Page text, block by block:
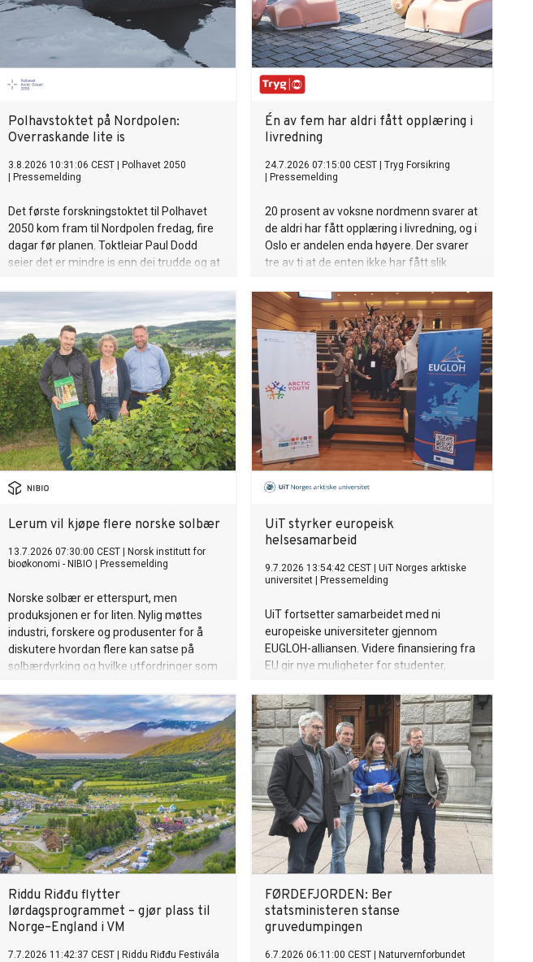
Polhavstoktet på Nordpolen:
Overraskande lite is
3.8.2026 10:31:06 CEST
Polhavet 2050
Pressemelding
Det første forskningstoktet til Polhavet
2050 kom fram til Nordpolen fredag, fire
dagar før planen. Toktleiar Paul Dodd
seier det er mindre is enn dei trudde og at
Én av fem har aldri fått opplæring i
livredning
24.7.2026 07:15:00 CEST
Tryg Forsikring
Pressemelding
20 prosent av voksne nordmenn svarer at
de aldri har fått opplæring i livredning, og i
Oslo er andelen enda høyere. Der svarer
tre av ti at de enten ikke har fått slik
det, viser en fersk undersøkelse
gjennomført for Tryg Forsikring.
Lerum vil kjøpe flere norske solbær
13.7.2026 07:30:00 CEST
Norsk institutt for
bioøkonomi - NIBIO
Pressemelding
Norske solbær er etterspurt, men
produksjonen er for liten. Nylig møttes
industri, forskere og produsenter for å
diskutere hvordan flere kan satse på
solbærdyrking og hvilke utfordringer som
UiT styrker europeisk
helsesamarbeid
9.7.2026 13:54:42 CEST
UiT Norges arktiske
universitet
Pressemelding
UiT fortsetter samarbeidet med ni
europeiske universiteter gjennom
EUGLOH-alliansen. Videre finansiering fra
EU gir nye muligheter for studenter,
Riddu Riđđu flytter
lørdagsprogrammet – gjør plass til
Norge–England i VM
7.7.2026 11:42:37 CEST
Riddu Riđđu Festivála
FØRDEFJORDEN: Ber
statsministeren stanse
gruvedumpingen
6.7.2026 06:11:00 CEST
Naturvernforbundet